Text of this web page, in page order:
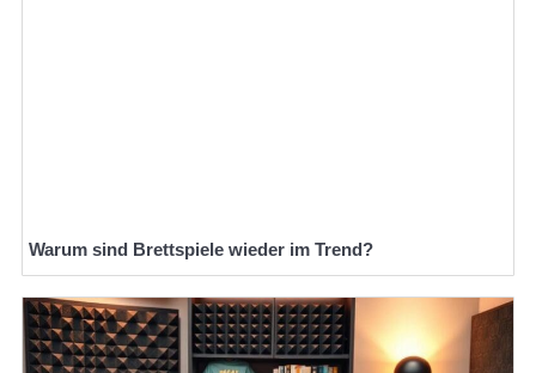
Warum sind Brettspiele wieder im Trend?